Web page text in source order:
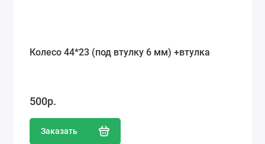
Колесо 44*23 (под втулку 6 мм) +втулка
500р.
Заказать